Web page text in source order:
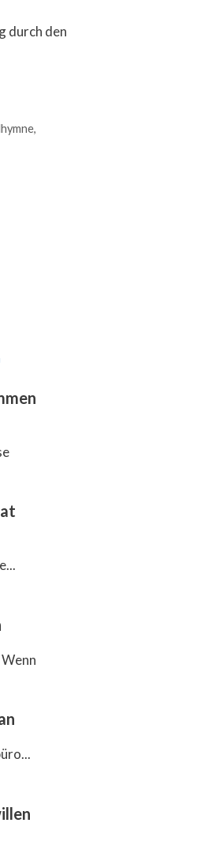
durch den
,